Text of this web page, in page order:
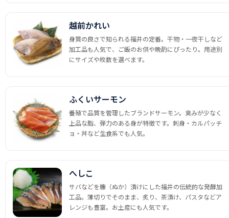
越前かれい
身質の良さで知られる福井の定番。干物・一夜干しなど
加工品も人気で、ご飯のお供や晩酌にぴったり。用途別
にサイズや枚数を選べます。
ふくいサーモン
養殖で品質を管理したブランドサーモン。臭みが少なく
上品な脂、弾力のある身が特徴です。刺身・カルパッチ
ョ・丼など生食系でも人気。
へしこ
サバなどを糠（ぬか）漬けにした福井の伝統的な発酵加
工品。薄切りでそのまま、炙り、茶漬け、パスタなどア
レンジも豊富。お土産にも人気です。